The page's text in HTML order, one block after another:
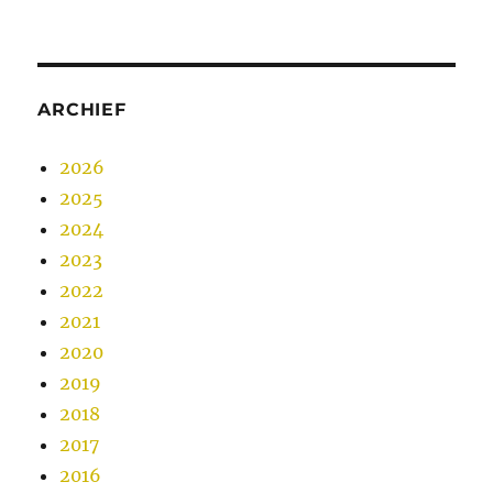
ARCHIEF
2026
2025
2024
2023
2022
2021
2020
2019
2018
2017
2016